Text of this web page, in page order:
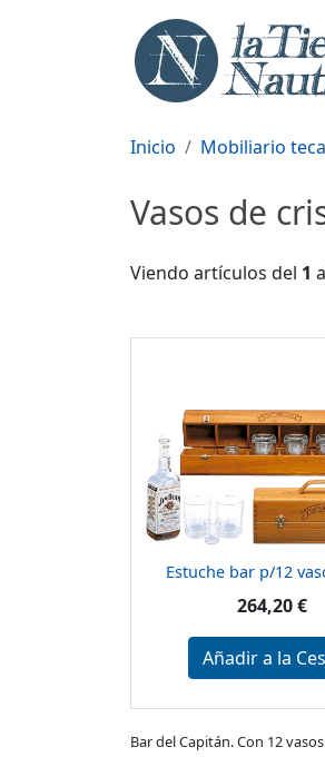
Inicio Mobiliario teca
Vasos de
Viendo artículos del 1
Estuche bar p/12
264,20 €
Añadir a la
Bar del Capitán. Con 12